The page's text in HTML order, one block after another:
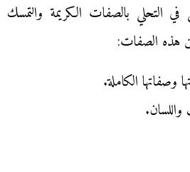
في التحلي بالصفات الكريمة والتمسك
هذه الصفات:
وصفاتها الكاملة.
واللسان.